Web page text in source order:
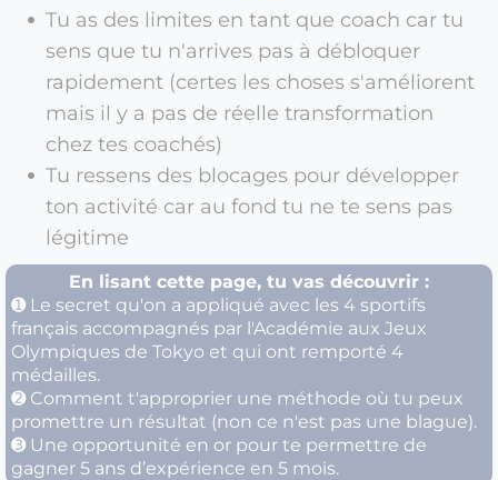
Tu as des limites en tant que coach car tu
sens que tu n'arrives pas à débloquer
rapidement (certes les choses s'améliorent
mais il y a pas de réelle transformation
chez tes coachés)
Tu ressens des blocages pour développer
ton activité car au fond tu ne te sens pas
légitime
En lisant cette page, tu vas découvrir :
➊ Le secret qu'on a appliqué avec les 4 sportifs
français accompagnés par l'Académie aux Jeux
Olympiques de Tokyo et qui ont remporté 4
médailles.
➋ Comment t'approprier une méthode où tu peux
promettre un résultat (non ce n'est pas une blague).
➌ Une opportunité en or pour te permettre de
gagner 5 ans d’expérience en 5 mois.